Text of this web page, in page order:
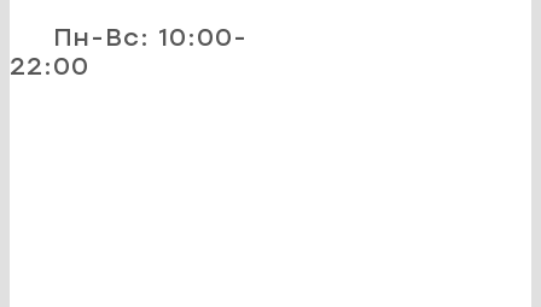
Пн-Вс: 10:00-
22:00